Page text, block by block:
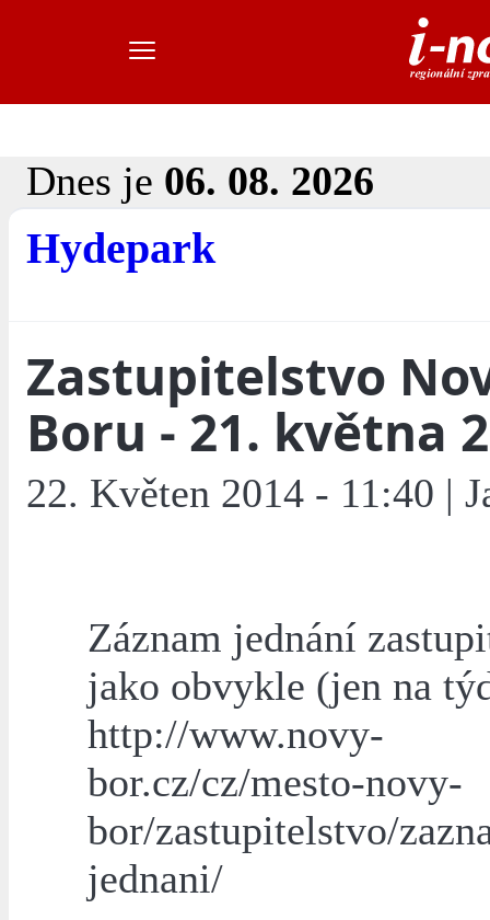
Dnes je 06. 08. 2026
Hydepark
Zastupitelstvo
Boru - 21. května
22. Květen 2014 - 11:40 |
Záznam jednání
jako obvykle (jen na
http://www.novy-
bor.cz/cz/mesto-novy-
bor/zastupitelstvo/
jednani/